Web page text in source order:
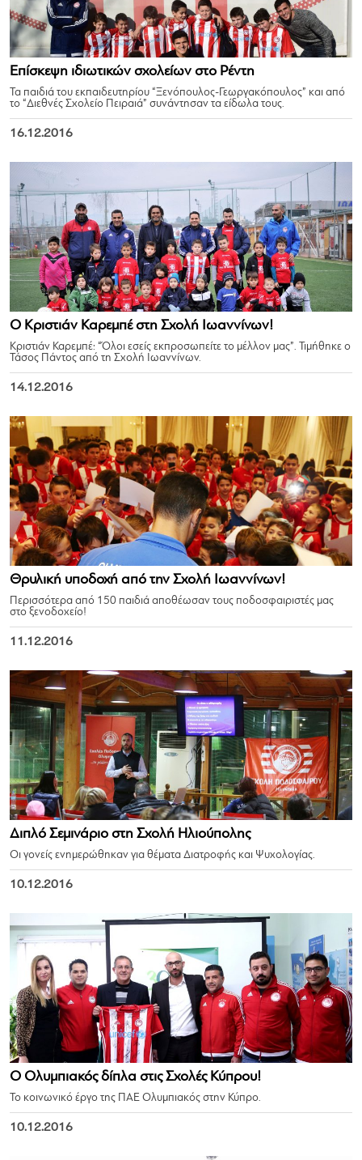
Επίσκεψη ιδιωτικών σχολείων στο Ρέντη
Τα παιδιά του εκπαιδευτηρίου “Ξενόπουλος-Γεωργακόπουλος” και από
το “Διεθνές Σχολείο Πειραιά” συνάντησαν τα είδωλα τους.
16.12.2016
Ο Κριστιάν Καρεμπέ στη Σχολή Ιωαννίνων!
Κριστιάν Καρεμπέ: “Όλοι εσείς εκπροσωπείτε το μέλλον μας”. Τιμήθηκε ο
Τάσος Πάντος από τη Σχολή Ιωαννίνων.
14.12.2016
Θρυλική υποδοχή από την Σχολή Ιωαννίνων!
Περισσότερα από 150 παιδιά αποθέωσαν τους ποδοσφαιριστές μας
στο ξενοδοχείο!
11.12.2016
Διπλό Σεμινάριο στη Σχολή Ηλιούπολης
Οι γονείς ενημερώθηκαν για θέματα Διατροφής και Ψυχολογίας.
10.12.2016
Ο Ολυμπιακός δίπλα στις Σχολές Κύπρου!
Το κοινωνικό έργο της ΠΑΕ Ολυμπιακός στην Κύπρο.
10.12.2016